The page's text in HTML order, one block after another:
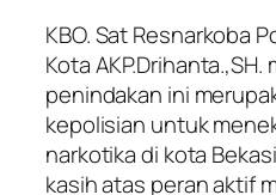
KBO. Sat Resnarkoba
Kota
penindakan ini
kepolisian untuk
narkotika di kota
kasih atas peran aktif